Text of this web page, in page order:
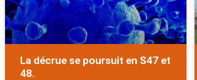
La décrue se poursuit en S47 et
48.